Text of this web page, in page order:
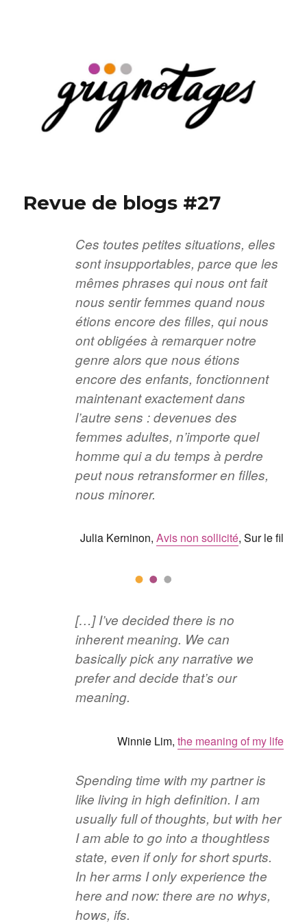
Revue de blogs #27
Ces toutes petites situations, elles
sont insupportables, parce que les
mêmes phrases qui nous ont fait
nous sentir femmes quand nous
étions encore des filles, qui nous
ont obligées à remarquer notre
genre alors que nous étions
encore des enfants, fonctionnent
maintenant exactement dans
l’autre sens : devenues des
femmes adultes, n’importe quel
homme qui a du temps à perdre
peut nous retransformer en filles,
nous minorer.
Julia Kerninon, Avis non sollicité, Sur le fil
[…] I’ve decided there is no
inherent meaning. We can
basically pick any narrative we
prefer and decide that’s our
meaning.
Winnie Lim, the meaning of my life
Spending time with my partner is
like living in high definition. I am
usually full of thoughts, but with her
I am able to go into a thoughtless
state, even if only for short spurts.
In her arms I only experience the
here and now: there are no whys,
hows, ifs.